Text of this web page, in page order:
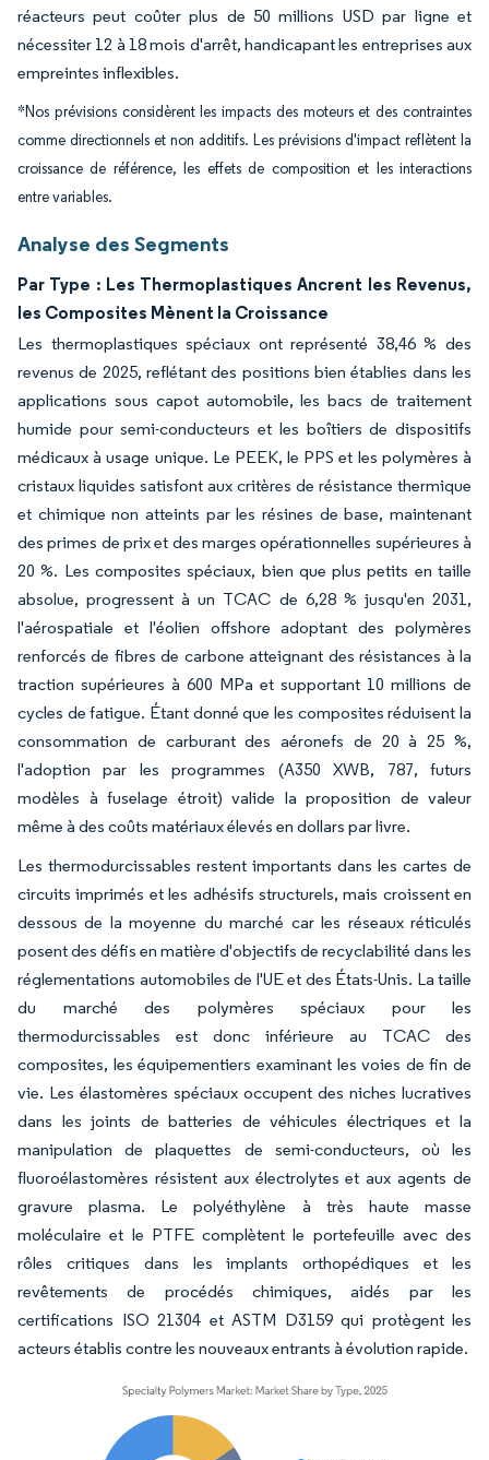
réacteurs peut coûter plus de 50 millions USD par ligne et
nécessiter 12 à 18 mois d'arrêt, handicapant les entreprises aux
empreintes inflexibles.
*Nos prévisions considèrent les impacts des moteurs et des contraintes
comme directionnels et non additifs. Les prévisions d'impact reflètent la
croissance de référence, les effets de composition et les interactions
entre variables.
Analyse des Segments
Par Type : Les Thermoplastiques Ancrent les Revenus,
les Composites Mènent la Croissance
Les thermoplastiques spéciaux ont représenté 38,46 % des
revenus de 2025, reflétant des positions bien établies dans les
applications sous capot automobile, les bacs de traitement
humide pour semi-conducteurs et les boîtiers de dispositifs
médicaux à usage unique. Le PEEK, le PPS et les polymères à
cristaux liquides satisfont aux critères de résistance thermique
et chimique non atteints par les résines de base, maintenant
des primes de prix et des marges opérationnelles supérieures à
20 %. Les composites spéciaux, bien que plus petits en taille
absolue, progressent à un TCAC de 6,28 % jusqu'en 2031,
l'aérospatiale et l'éolien offshore adoptant des polymères
renforcés de fibres de carbone atteignant des résistances à la
traction supérieures à 600 MPa et supportant 10 millions de
cycles de fatigue. Étant donné que les composites réduisent la
consommation de carburant des aéronefs de 20 à 25 %,
l'adoption par les programmes (A350 XWB, 787, futurs
modèles à fuselage étroit) valide la proposition de valeur
même à des coûts matériaux élevés en dollars par livre.
Les thermodurcissables restent importants dans les cartes de
circuits imprimés et les adhésifs structurels, mais croissent en
dessous de la moyenne du marché car les réseaux réticulés
posent des défis en matière d'objectifs de recyclabilité dans les
réglementations automobiles de l'UE et des États-Unis. La taille
du marché des polymères spéciaux pour les
thermodurcissables est donc inférieure au TCAC des
composites, les équipementiers examinant les voies de fin de
vie. Les élastomères spéciaux occupent des niches lucratives
dans les joints de batteries de véhicules électriques et la
manipulation de plaquettes de semi-conducteurs, où les
fluoroélastomères résistent aux électrolytes et aux agents de
gravure plasma. Le polyéthylène à très haute masse
moléculaire et le PTFE complètent le portefeuille avec des
rôles critiques dans les implants orthopédiques et les
revêtements de procédés chimiques, aidés par les
certifications ISO 21304 et ASTM D3159 qui protègent les
acteurs établis contre les nouveaux entrants à évolution rapide.